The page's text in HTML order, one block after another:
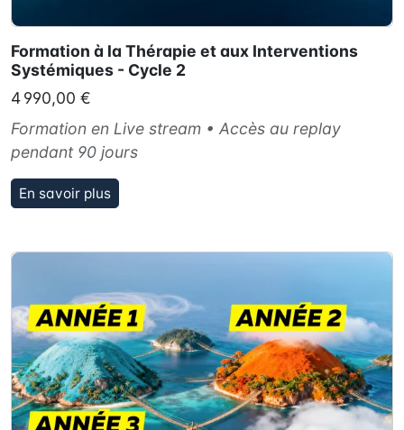
Formation à la Thérapie et aux Interventions
Systémiques - Cycle 2
4 990,00 €
Formation en Live stream • Accès au replay
pendant 90 jours
En savoir plus